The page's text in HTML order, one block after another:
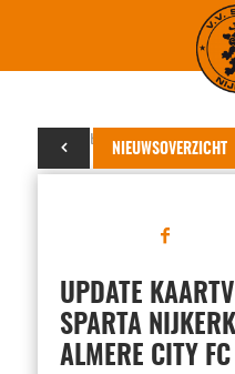
NIEUWSOVERZICHT
28 oktober 2025
UPDATE
SPARTA
ALMERE CITY FC